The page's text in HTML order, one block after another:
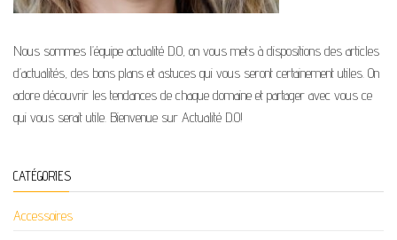
Nous sommes l’équipe actualité D.O, on vous mets à dispositions des articles
d’actualités, des bons plans et astuces qui vous seront certainement utiles. On
adore découvrir les tendances de chaque domaine et partager avec vous ce
qui vous serait utile. Bienvenue sur Actualité D.O!
CATÉGORIES
Accessoires